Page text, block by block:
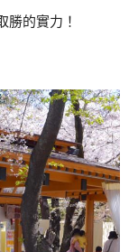
勝的實力！